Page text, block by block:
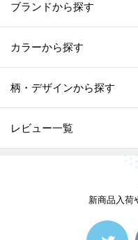
ブランドから探す
カラーから探す
柄・デザインから探す
レビュー一覧
新商品入荷